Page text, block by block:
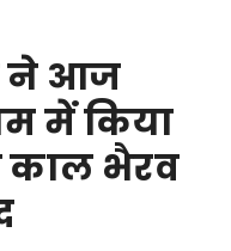
ने आज
में किया
काल भैरव